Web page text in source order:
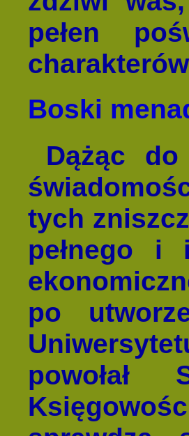
pełen
Boski
Dążąc
tych
pełnego i
po
powołał